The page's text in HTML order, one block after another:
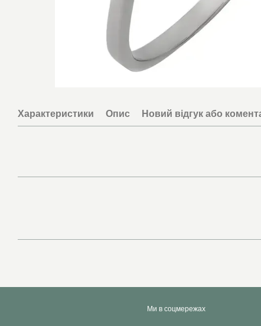
Характеристики Опис Новий відгук або
Ми в соцмережах